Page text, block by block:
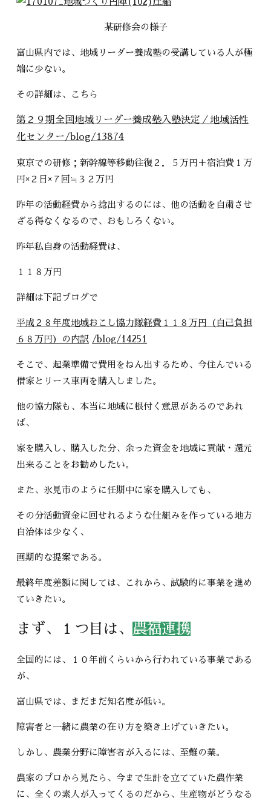
某研修会の様子
富山県内では、地域リーダー養成塾の受講している人が極
端に少ない。
その詳細は、こちら
第２９期全国地域リーダー養成塾入塾決定／地域活性
化センター/blog/13874
東京での研修；新幹線等移動往復２．５万円＋宿泊費１万
円×２日×７回≒３２万円
昨年の活動経費から捻出するのには、他の活動を自粛させ
ざる得なくなるので、おもしろくない。
昨年私自身の活動経費は、
１１８万円
詳細は下記ブログで
平成２８年度地域おこし協力隊経費１１８万円（自己負担
６８万円）の内訳 /blog/14251
そこで、起業準備で費用をねん出するため、今住んでいる
借家とリース車両を購入しました。
他の協力隊も、本当に地域に根付く意思があるのであれ
ば、
家を購入し、購入した分、余った資金を地域に貢献・還元
出来ることをお勧めしたい。
また、氷見市のように任期中に家を購入しても、
その分活動資金に回せれるような仕組みを作っている地方
自治体は少なく、
画期的な提案である。
最終年度差額に関しては、これから、試験的に事業を進め
ていきたい。
まず、１つ目は、 農福連携
全国的には、１０年前くらいから行われている事業である
が、
富山県では、まだまだ知名度が低い。
障害者と一緒に農業の在り方を築き上げていきたい。
しかし、農業分野に障害者が入るには、至難の業。
農家のプロから見たら、今まで生計を立てていた農作業
に、全くの素人が入ってくるのだから、生産物がどうなる